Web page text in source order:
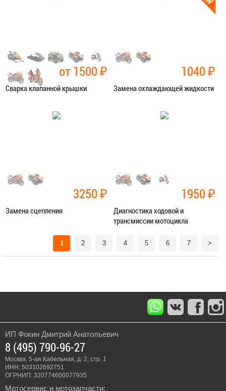
от 1500₽
Сварка клапанной крышки
Сварочные работы
1040₽
Замена охлаждающей жидкости
Ремонт сист.
3250₽
Замена сцепления
1950₽
Диагностика ходовой и
трансмиссии мотоцикла
1 2 3 4 5 6 7 >
ИП Фокин Дмитрий Анатольевич
8 (495) 790-96-27
Москва, 5-ая Кабельная, д. 2, стр. 1
ИНН: 503102692751
ОГРНИП: 320774600077935
Мотосервис и мотозапчасти: